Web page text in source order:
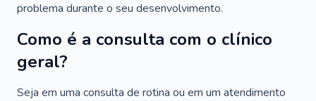
problema durante o seu desenvolvimento.
Como é a consulta com o clínico
geral?
Seja em uma consulta de rotina ou em um atendimento